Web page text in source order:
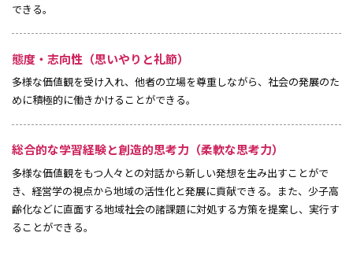
できる。
態度・志向性（思いやりと礼節）
多様な価値観を受け入れ、他者の立場を尊重しながら、社会の発展のた
めに積極的に働きかけることができる。
総合的な学習経験と創造的思考力（柔軟な思考力）
多様な価値観をもつ人々との対話から新しい発想を生み出すことがで
き、経営学の視点から地域の活性化と発展に貢献できる。また、少子高
齢化などに直面する地域社会の諸課題に対処する方策を提案し、実行す
ることができる。